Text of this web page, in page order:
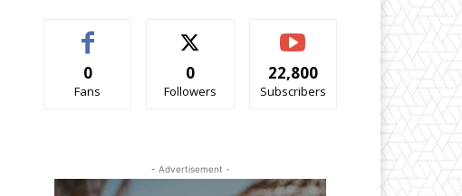
0
Fans
0
Followers
22,800
Subscribers
- Advertisement -